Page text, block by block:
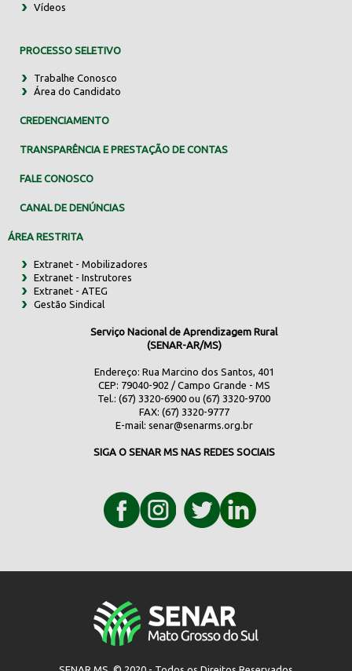
Vídeos
PROCESSO SELETIVO
Trabalhe Conosco
Área do Candidato
CREDENCIAMENTO
TRANSPARÊNCIA E PRESTAÇÃO DE CONTAS
FALE CONOSCO
CANAL DE DENÚNCIAS
ÁREA RESTRITA
Extranet - Mobilizadores
Extranet - Instrutores
Extranet - ATEG
Gestão Sindical
Serviço Nacional de Aprendizagem Rural
(SENAR-AR/MS)
Endereço: Rua Marcino dos Santos, 401
CEP: 79040-902 / Campo Grande - MS
Tel.: (67) 3320-6900 ou (67) 3320-9700
FAX: (67) 3320-9777
E-mail: senar@senarms.org.br
SIGA O SENAR MS NAS REDES SOCIAIS